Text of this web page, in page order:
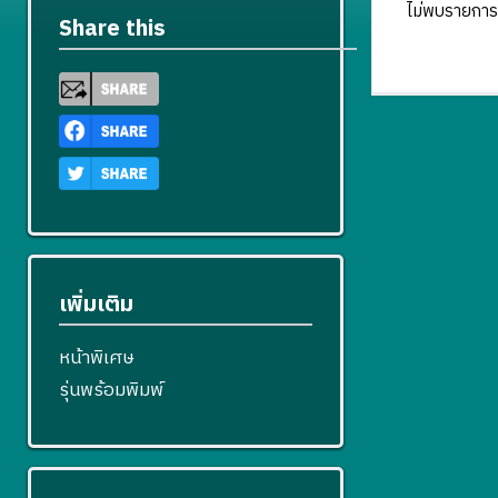
ไม่พบรายกา
Share this
เพิ่มเติม
หน้าพิเศษ
รุ่นพร้อมพิมพ์